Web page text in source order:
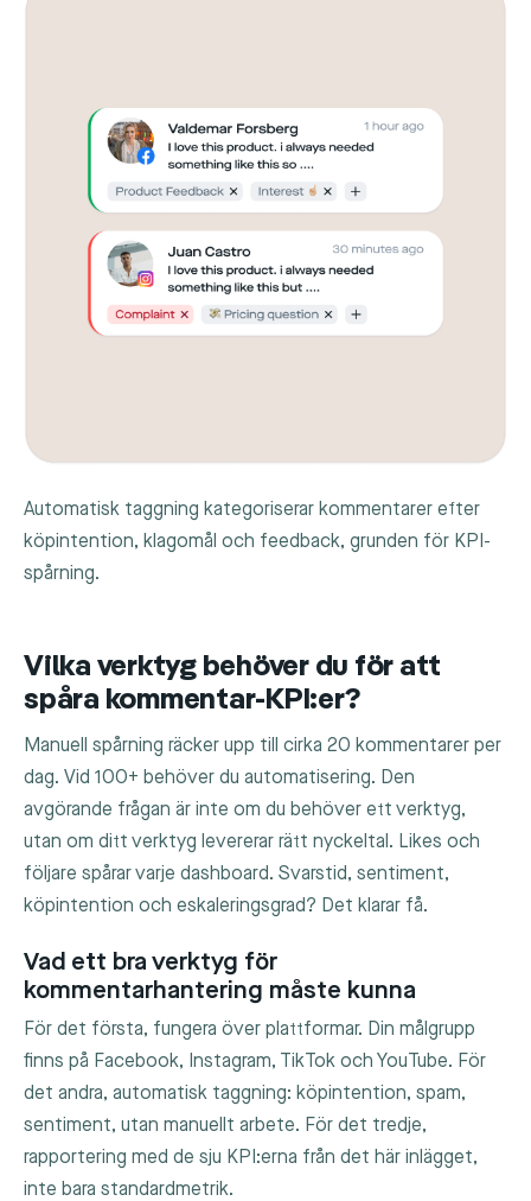
Automatisk taggning kategoriserar kommentarer efter
köpintention, klagomål och feedback, grunden för KPI-
spårning.
Vilka verktyg behöver du för att
spåra kommentar-KPI:er?
Manuell spårning räcker upp till cirka 20 kommentarer per
dag. Vid 100+ behöver du automatisering. Den
avgörande frågan är inte om du behöver ett verktyg,
utan om ditt verktyg levererar rätt nyckeltal. Likes och
följare spårar varje dashboard. Svarstid, sentiment,
köpintention och eskaleringsgrad? Det klarar få.
Vad ett bra verktyg för
kommentarhantering måste kunna
För det första, fungera över plattformar. Din målgrupp
finns på Facebook, Instagram, TikTok och YouTube. För
det andra, automatisk taggning: köpintention, spam,
sentiment, utan manuellt arbete. För det tredje,
rapportering med de sju KPI:erna från det här inlägget,
inte bara standardmetrik.